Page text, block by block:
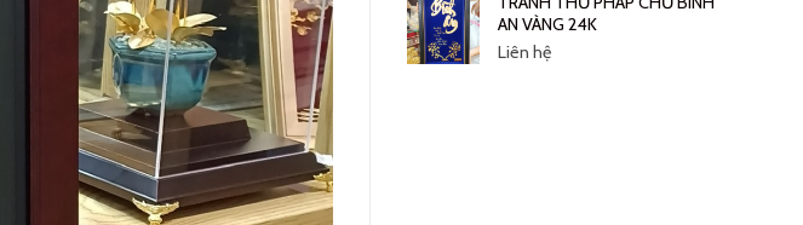
AN VÀNG 24K
Liên hệ